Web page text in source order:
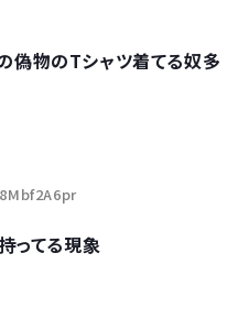
偽物のTシャツ着てる奴多
ってる現象